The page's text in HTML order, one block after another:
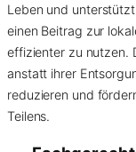
Leben und
einen Beitrag zur
effizienter zu nutzen.
anstatt ihrer
reduzieren und
Teilens.